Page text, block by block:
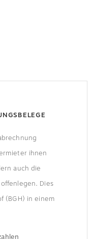
ihnen
auch die
Dies
(BGH) in einem